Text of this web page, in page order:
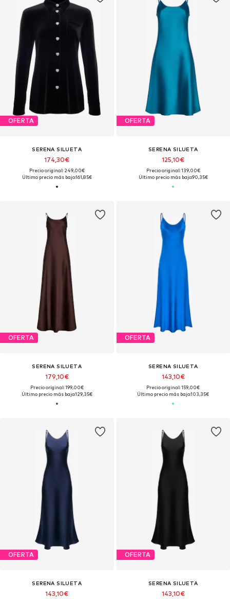
OFERTA
SERENA SILUETA
174,30€
Precio original: 249,00€
Último precio más bajo:161,85€
OFERTA
SERENA SILUETA
125,10€
Precio original: 139,00€
Último precio más bajo:90,35€
OFERTA
SERENA SILUETA
179,10€
Precio original: 199,00€
Último precio más bajo:129,35€
OFERTA
SERENA SILUETA
143,10€
Precio original: 159,00€
Último precio más bajo:103,35€
OFERTA
SERENA SILUETA
143,10€
OFERTA
SERENA SILUETA
143,10€